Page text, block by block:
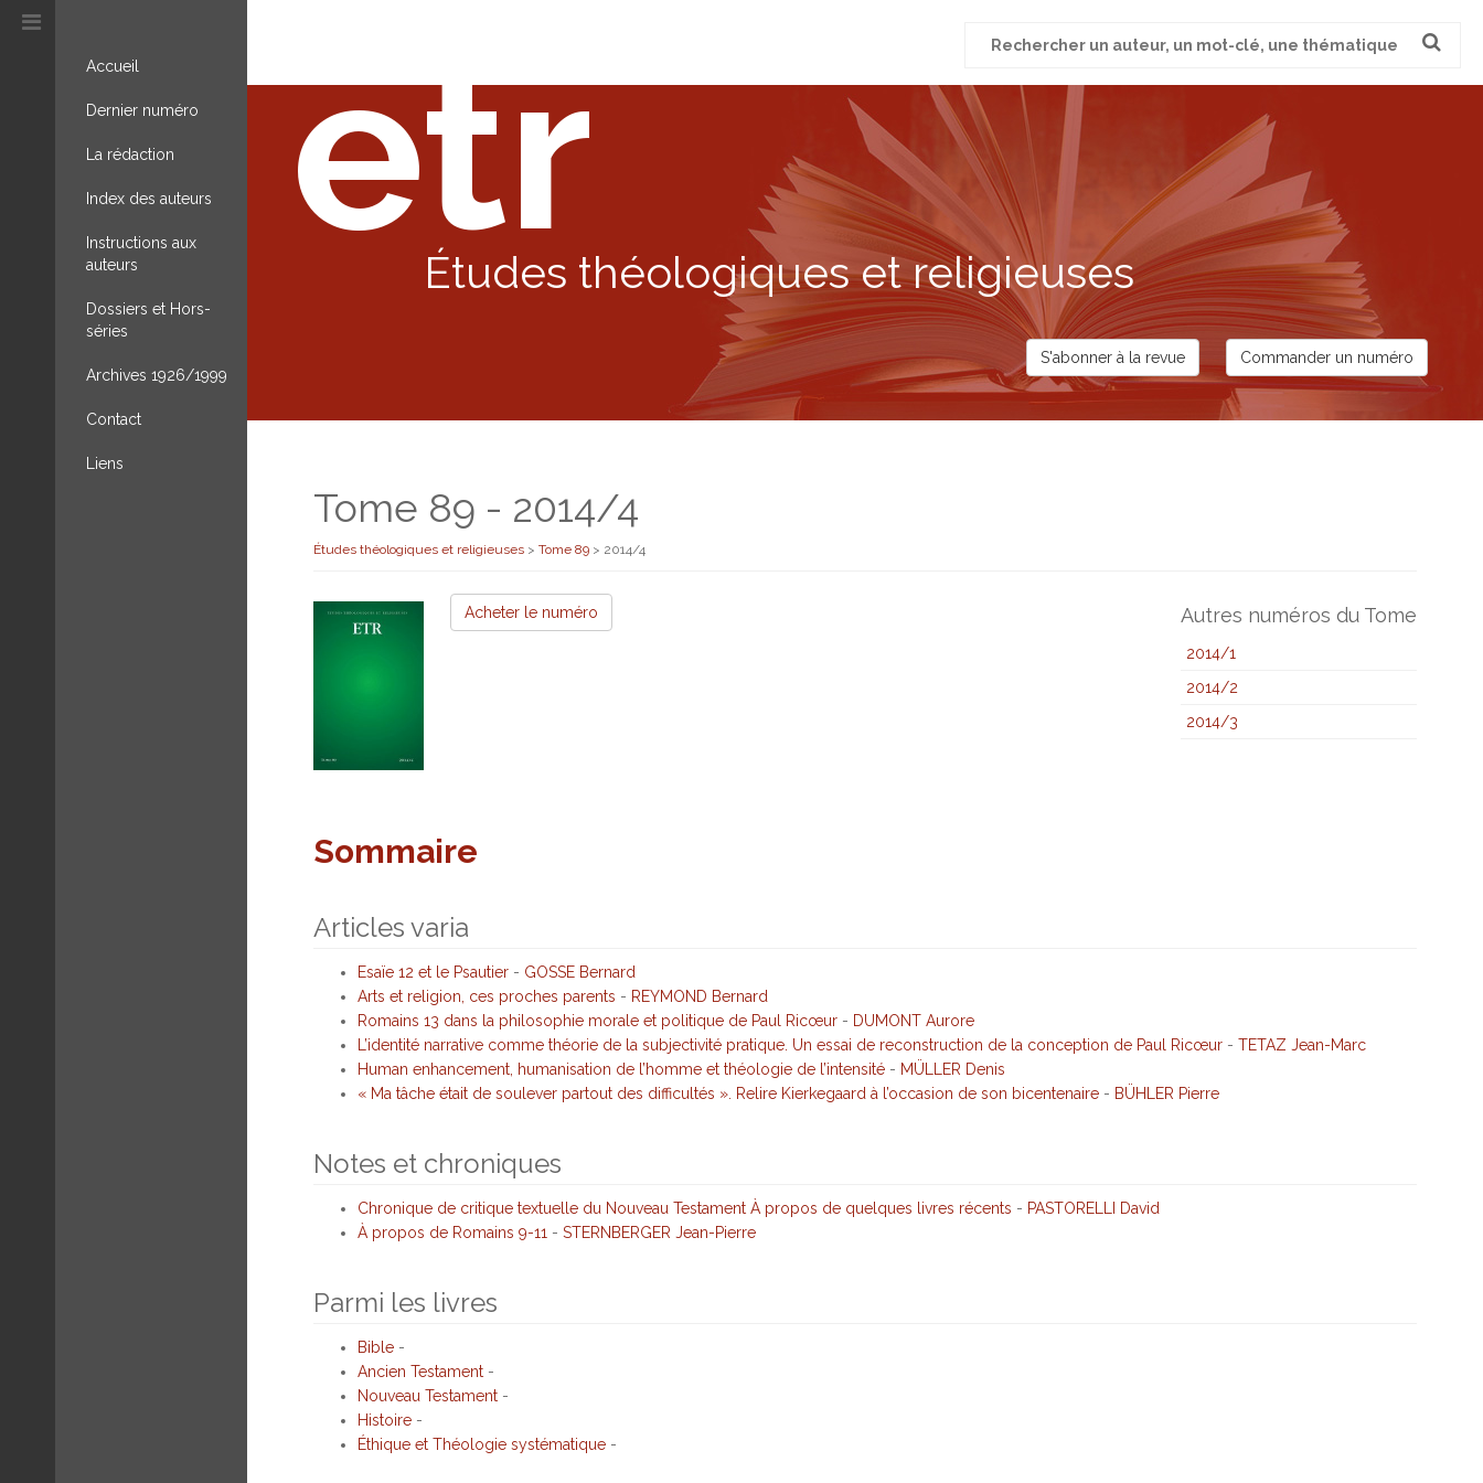
Accueil
Dernier numéro
La rédaction
Index des auteurs
Instructions aux
auteurs
Dossiers et Hors-
séries
Archives 1926/1999
Contact
Liens
pour
etr
Études théologiques et religieuses
S'abonner à la revue Commander un numéro
Tome 89 - 2014/4
Études théologiques et religieuses > Tome 89 > 2014/4
Autres numéros du Tome
2014/1
2014/2
2014/3
Acheter le numéro
Sommaire
Articles varia
Esaïe 12 et le Psautier - GOSSE Bernard
Arts et religion, ces proches parents - REYMOND Bernard
Romains 13 dans la philosophie morale et politique de Paul Ricœur - DUMONT Aurore
L’identité narrative comme théorie de la subjectivité pratique. Un essai de reconstruction de la conception de Paul Ricœur - TETAZ Jean-Marc
Human enhancement, humanisation de l’homme et théologie de l’intensité - MÜLLER Denis
« Ma tâche était de soulever partout des difficultés ». Relire Kierkegaard à l’occasion de son bicentenaire - BÜHLER Pierre
Notes et chroniques
Chronique de critique textuelle du Nouveau Testament À propos de quelques livres récents - PASTORELLI David
À propos de Romains 9-11 - STERNBERGER Jean-Pierre
Parmi les livres
Bible -
Ancien Testament -
Nouveau Testament -
Histoire -
Éthique et Théologie systématique -